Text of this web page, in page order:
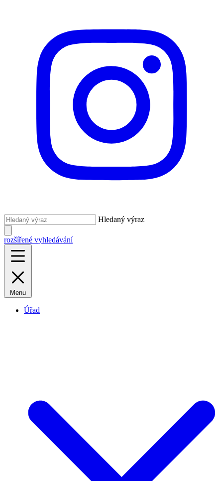
Hledaný výraz
rozšířené vyhledávání
Menu
Úřad